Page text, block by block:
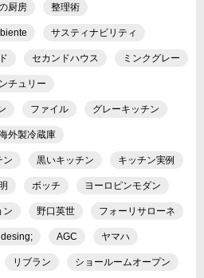
厨房 整理術
サスティナビリティ
セカンドハウス ミンクグレー
チュリー
ファイル グレーキッチン
外製冷蔵庫
ン 黒いキッチン キッチン実例
ボッチ ヨーロピンモダン
ン 野口英世 フォーリサローネ
AGC ヤマハ
リブラン ショールームオープン